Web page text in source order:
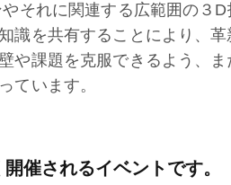
それに関連する広範囲の３
識を共有することにより、
や課題を克服できるよう、
ています。
催されるイベントです。